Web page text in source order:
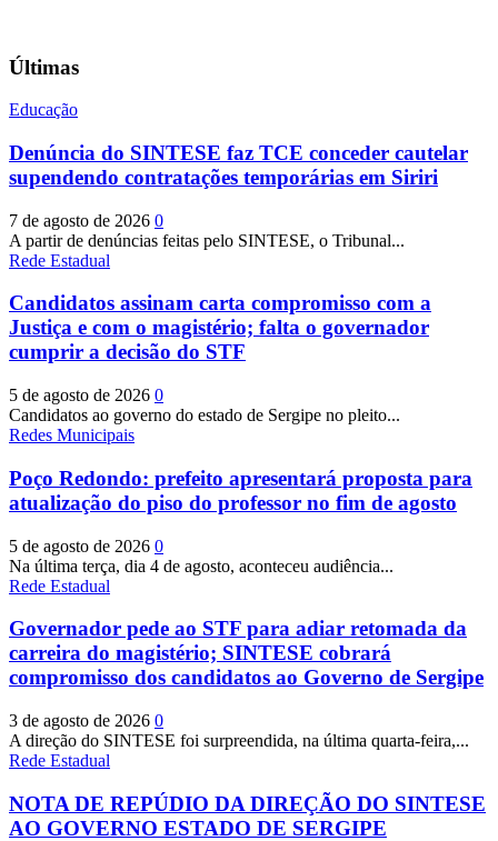
Últimas
Educação
Denúncia do SINTESE faz TCE conceder cautelar
supendendo contratações temporárias em Siriri
7 de agosto de 2026 0
A partir de denúncias feitas pelo SINTESE, o Tribunal...
Rede Estadual
Candidatos assinam carta compromisso com a
Justiça e com o magistério; falta o governador
cumprir a decisão do STF
5 de agosto de 2026 0
Candidatos ao governo do estado de Sergipe no pleito...
Redes Municipais
Poço Redondo: prefeito apresentará proposta para
atualização do piso do professor no fim de agosto
5 de agosto de 2026 0
Na última terça, dia 4 de agosto, aconteceu audiência...
Rede Estadual
Governador pede ao STF para adiar retomada da
carreira do magistério; SINTESE cobrará
compromisso dos candidatos ao Governo de Sergipe
3 de agosto de 2026 0
A direção do SINTESE foi surpreendida, na última quarta-feira,...
Rede Estadual
NOTA DE REPÚDIO DA DIREÇÃO DO SINTESE
AO GOVERNO ESTADO DE SERGIPE